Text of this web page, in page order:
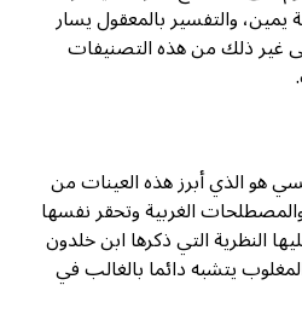
يمين، والتفسير بالمعقول يسار
غير ذلك من هذه التصنيفات
هو الذي أبرز هذه العينات من
الغربية وتحقر نفسها
النظرية التي ذكرها ابن خلدون
يتشبه دائما بالغالب في